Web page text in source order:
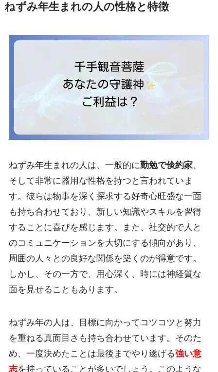
ねずみ年生まれの人の性格と特徴
ねずみ年生まれの人は、一般的に勤勉で倹約家、
そして非常に器用な性格を持つと言われていま
す。彼らは物事を深く探求する好奇心旺盛な一面
も持ち合わせており、新しい知識やスキルを習得
することに喜びを感じます。また、社交的で人と
のコミュニケーションを大切にする傾向があり、
周囲の人々との良好な関係を築くのが得意です。
しかし、その一方で、用心深く、時には神経質な
面を見せることもあります。
ねずみ年の人は、目標に向かってコツコツと努力
を重ねる真面目さも持ち合わせています。そのた
め、一度決めたことは最後までやり遂げる強い意
志を持っていることが多いでしょう。このような